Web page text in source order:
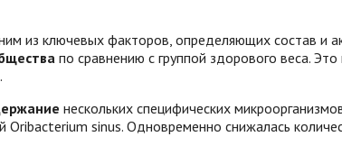
из ключевых факторов, определяющих состав и
по сравнению с группой здорового веса.
нескольких специфических
sinus. Одновременно снижалась